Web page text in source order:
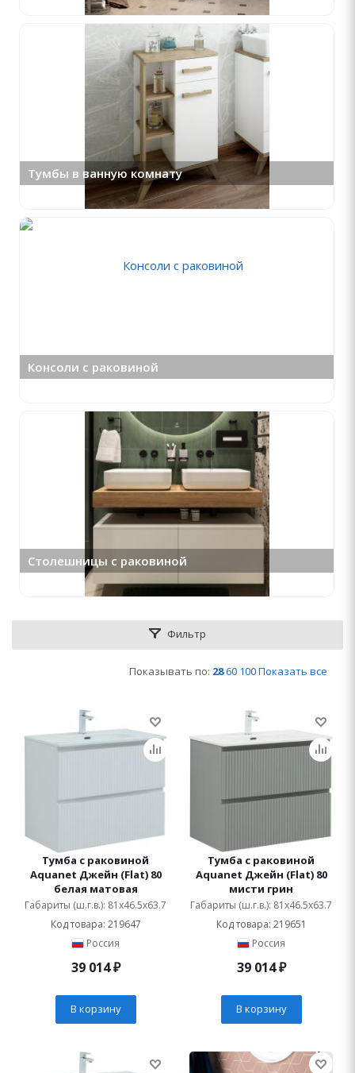
Тумбы в ванную комнату
Консоли с раковиной
Столешницы с раковиной
Фильтр
Показывать по: 28 60 100Показать все
Тумба с раковиной
Aquanet Джейн (Flat) 80
белая матовая
Габариты (ш.г.в.): 81x46.5x63.7
Код товара: 219647
Россия
39 014₽
В корзину
Тумба с раковиной
Aquanet Джейн (Flat) 80
мисти грин
Габариты (ш.г.в.): 81x46.5x63.7
Код товара: 219651
Россия
39 014₽
В корзину